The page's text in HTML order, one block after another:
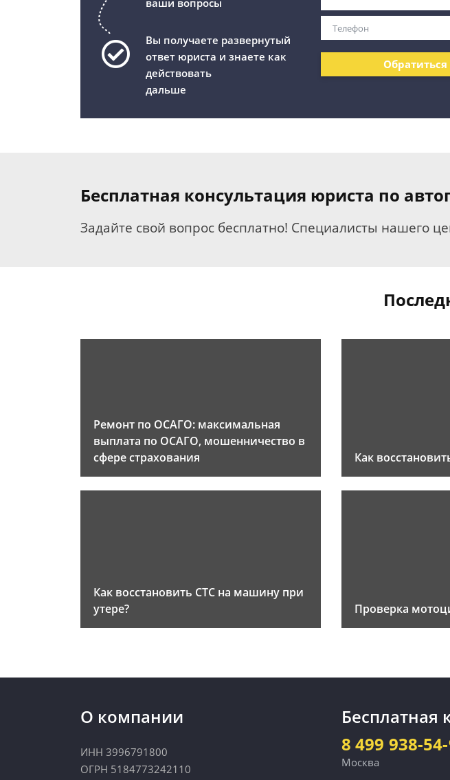
ваши вопросы
Вы получаете развернутый
ответ юриста и знаете как
действовать
дальше
Бесплатная консультация юриста по
Задайте свой вопрос бесплатно! Специалисты нашего
Ремонт по ОСАГО: максимальная
выплата по ОСАГО, мошенничество в
сфере страхования
Как
Как восстановить СТС на машину при
утере?
Проверка
О компании
ИНН 3996791800
ОГРН 5184773242110
Бесплатная
8 499 938-
Москва